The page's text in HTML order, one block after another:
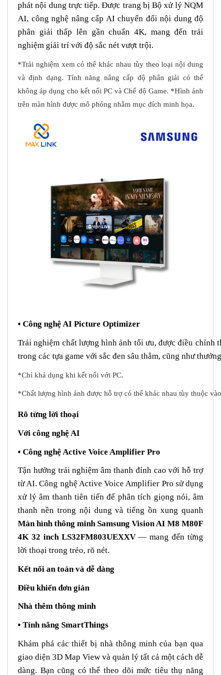
phát nội dung trực tiếp. Được trang bị Bộ xử lý NQM
AI, công nghệ nâng cấp AI chuyển đổi nội dung độ
phân giải thấp lên gần chuẩn 4K, mang đến trải
nghiệm giải trí với độ sắc nét vượt trội.
*Trải nghiệm xem có thể khác nhau tùy theo loại nội dung
và định dạng. Tính năng nâng cấp độ phân giải có thể
không áp dụng cho kết nối PC và Chế độ Game. *Hình ảnh
trên màn hình được mô phỏng nhằm mục đích minh họa.
• Công nghệ AI Picture Optimizer
Trải nghiệm chất lượng hình ảnh tối ưu, được điều chỉnh
trong các tựa game với sắc đen sâu thẳm, cũng như
*Chỉ khả dụng khi kết nối với PC.
*Chất lượng hình ảnh được hỗ trợ có thể khác nhau tùy thuộc
Rõ từng lời thoại
Với công nghệ AI
• Công nghệ Active Voice Amplifier Pro
Tận hưởng trải nghiệm âm thanh đỉnh cao với hỗ trợ
từ AI. Công nghệ Active Voice Amplifier Pro sử dụng
xử lý âm thanh tiên tiến để phân tích giọng nói, âm
thanh nền trong nội dung và tiếng ồn xung quanh
Màn hình thông minh Samsung Vision AI M8 M80F
4K 32 inch LS32FM803UEXXV— mang đến từng
lời thoại trong trẻo, rõ nét.
Kết nối an toàn và dễ dàng
Điều khiển đơn giản
Nhà thêm thông minh
• Tính năng SmartThings
Khám phá các thiết bị nhà thông minh của bạn qua
giao diện 3D Map View và quản lý tất cả một cách dễ
dàng. Bạn cũng có thể theo dõi mức tiêu thụ năng